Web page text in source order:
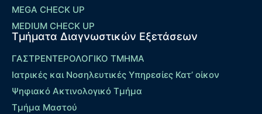
MEGA CHECK UP
MEDIUM CHECK UP
Τμήματα Διαγνωστικών Εξετάσεων
ΓΑΣΤΡΕΝΤΕΡΟΛΟΓΙΚΟ ΤΜΗΜΑ
Ιατρικές και Νοσηλευτικές Υπηρεσίες Κατ’ οίκον
Ψηφιακό Ακτινολογικό Τμήμα
Τμήμα Μαστού